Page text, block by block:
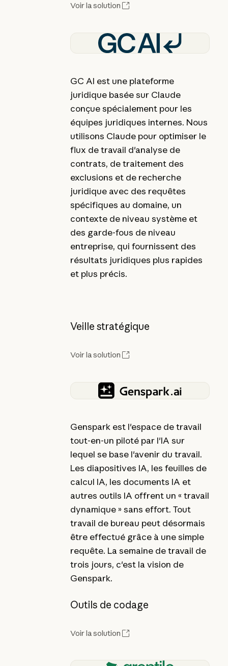
Voir la solution
GC AI est une plateforme
juridique basée sur Claude
conçue spécialement pour les
équipes juridiques internes. Nous
utilisons Claude pour optimiser le
flux de travail d'analyse de
contrats, de traitement des
exclusions et de recherche
juridique avec des requêtes
spécifiques au domaine, un
contexte de niveau système et
des garde-fous de niveau
entreprise, qui fournissent des
résultats juridiques plus rapides
et plus précis.
Veille stratégique
Voir la solution
Genspark est l'espace de travail
tout-en-un piloté par l'IA sur
lequel se base l'avenir du travail.
Les diapositives IA, les feuilles de
calcul IA, les documents IA et
autres outils IA offrent un « travail
dynamique » sans effort. Tout
travail de bureau peut désormais
être effectué grâce à une simple
requête. La semaine de travail de
trois jours, c'est la vision de
Genspark.
Outils de codage
Voir la solution